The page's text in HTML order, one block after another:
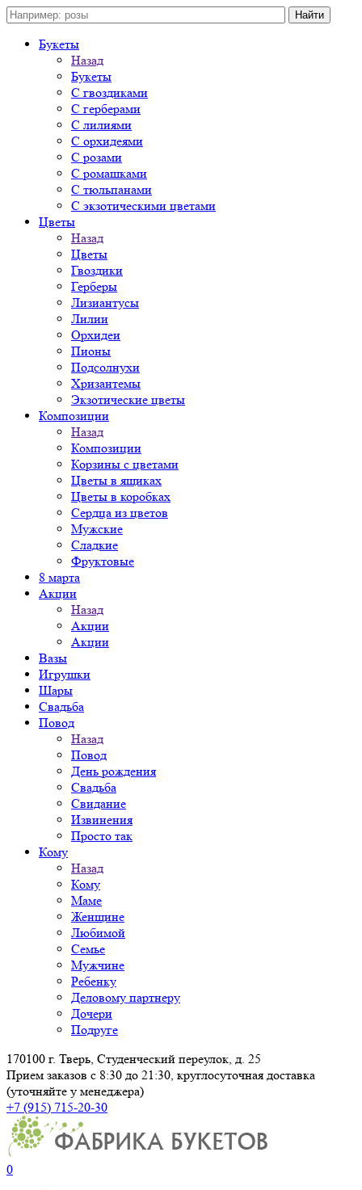
Букеты
Назад
Букеты
С гвоздиками
С герберами
С лилиями
С орхидеями
С розами
С ромашками
С тюльпанами
С экзотическими цветами
Цветы
Назад
Цветы
Гвоздики
Герберы
Лизиантусы
Лилии
Орхидеи
Пионы
Подсолнухи
Хризантемы
Экзотические цветы
Композиции
Назад
Композиции
Корзины с цветами
Цветы в ящиках
Цветы в коробках
Сердца из цветов
Мужские
Сладкие
Фруктовые
8 марта
Акции
Назад
Акции
Акции
Вазы
Игрушки
Шары
Свадьба
Повод
Назад
Повод
День рождения
Свадьба
Свидание
Извинения
Просто так
Кому
Назад
Кому
Маме
Женщине
Любимой
Семье
Мужчине
Ребенку
Деловому партнеру
Дочери
Подруге
170100 г. Тверь, Студенческий переулок, д. 25
Прием заказов с 8:30 до 21:30, круглосуточная доставка
(уточняйте у менеджера)
+7 (915) 715-20-30
0